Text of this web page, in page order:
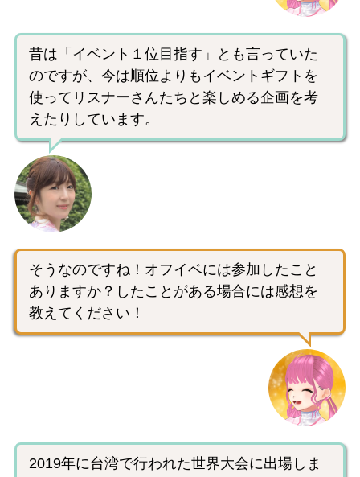
昔は「イベント１位目指す」とも言っていた
のですが、今は順位よりもイベントギフトを
使ってリスナーさんたちと楽しめる企画を考
えたりしています。
そうなのですね！オフイベには参加したこと
ありますか？したことがある場合には感想を
教えてください！
2019年に台湾で行われた世界大会に出場しま